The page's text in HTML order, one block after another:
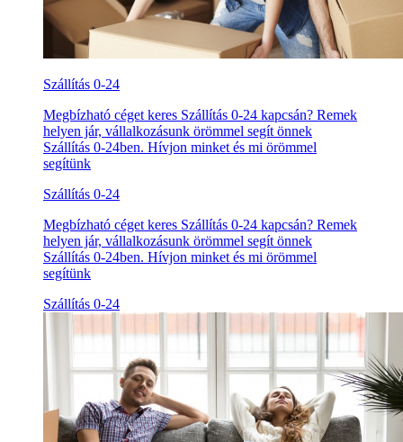
Szállítás 0-24
Megbízható céget keres Szállítás 0-24 kapcsán? Remek
helyen jár, vállalkozásunk örömmel segít önnek
Szállítás 0-24ben. Hívjon minket és mi örömmel
segítünk
Szállítás 0-24
Megbízható céget keres Szállítás 0-24 kapcsán? Remek
helyen jár, vállalkozásunk örömmel segít önnek
Szállítás 0-24ben. Hívjon minket és mi örömmel
segítünk
Szállítás 0-24